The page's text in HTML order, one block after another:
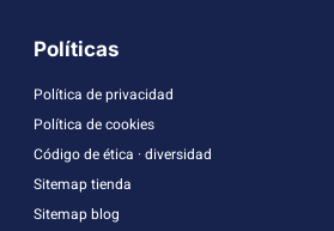
Políticas
Política de privacidad
Política de cookies
Código de ética · diversidad
Sitemap tienda
Sitemap blog